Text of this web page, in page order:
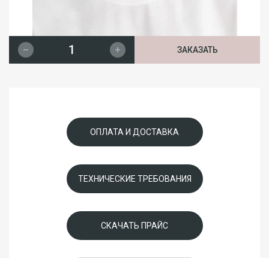
ЗАКАЗАТЬ
ОПЛАТА И ДОСТАВКА
ТЕХНИЧЕСКИЕ ТРЕБОВАНИЯ
СКАЧАТЬ ПРАЙС